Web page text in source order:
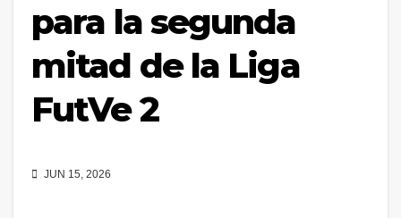
para la segunda
mitad de la Liga
FutVe 2
JUN 15, 2026